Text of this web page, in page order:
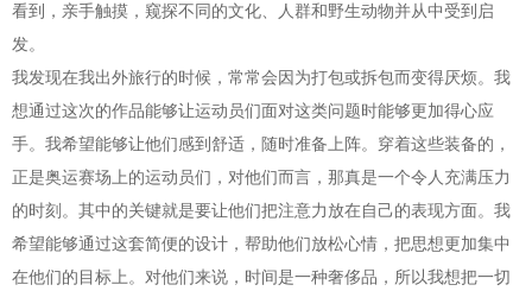
看到，亲手触摸，窥探不同的文化、人群和野生动物并从中受到启
发。
我发现在我出外旅行的时候，常常会因为打包或拆包而变得厌烦。我
想通过这次的作品能够让运动员们面对这类问题时能够更加得心应
手。我希望能够让他们感到舒适，随时准备上阵。穿着这些装备的，
正是奥运赛场上的运动员们，对他们而言，那真是一个令人充满压力
的时刻。其中的关键就是要让他们把注意力放在自己的表现方面。我
希望能够通过这套简便的设计，帮助他们放松心情，把思想更加集中
在他们的目标上。对他们来说，时间是一种奢侈品，所以我想把一切